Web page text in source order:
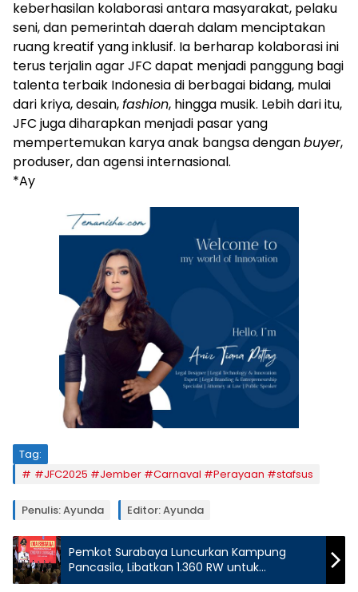
keberhasilan kolaborasi antara masyarakat, pelaku
seni, dan pemerintah daerah dalam menciptakan
ruang kreatif yang inklusif. Ia berharap kolaborasi ini
terus terjalin agar JFC dapat menjadi panggung bagi
talenta terbaik Indonesia di berbagai bidang, mulai
dari kriya, desain,fashion, hingga musik. Lebih dari itu,
JFC juga diharapkan menjadi pasar yang
mempertemukan karya anak bangsa denganbuyer,
produser, dan agensi internasional.
*Ay
Tag:
#JFC2025 #Jember #Carnaval #Perayaan #stafsus
Penulis: Ayunda Editor: Ayunda
Pemkot Surabaya Luncurkan Kampung
Pancasila, Libatkan 1.360 RW untuk
Tingkatkan Kesejahteraan Warga